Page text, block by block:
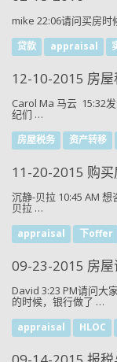
mike 22:06请问买房
贷款 appraisal
12-10-2015 房屋
Carol Ma 马云 15:32
纪们 …
房屋税务 资产转移
11-20-2015 购买
沉静-贝拉 10:45 AM
贝拉 …
appraisal 下offer
09-23-2015 房屋
David 3:23 PM请问大
的时候，银行做了 …
appraisal HLOC